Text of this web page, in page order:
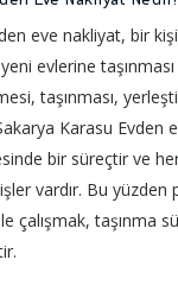
eve nakliyat, bir
evlerine
taşınması,
Karasu Evden
bir süreçtir ve
vardır. Bu
ile çalışmak, taşınma